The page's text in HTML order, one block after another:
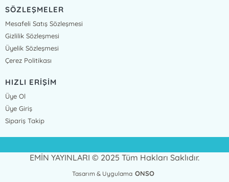
SÖZLEŞMELER
Mesafeli Satış Sözleşmesi
Gizlilik Sözleşmesi
Üyelik Sözleşmesi
Çerez Politikası
HIZLI ERİŞİM
Üye Ol
Üye Giriş
Sipariş Takip
EMİN YAYINLARI © 2025 Tüm Hakları Saklıdır.
Tasarım & Uygulama ONSO